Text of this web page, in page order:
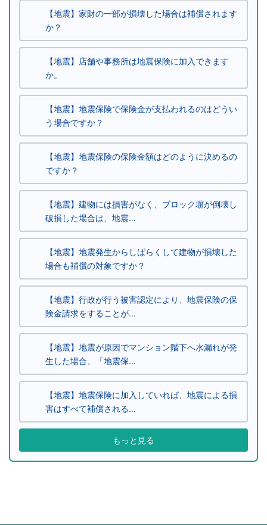
【地震】家財の一部が損壊した場合は補償されます
か？
【地震】店舗や事務所は地震保険に加入できます
か。
【地震】地震保険で保険金が支払われるのはどうい
う場合ですか？
【地震】地震保険の保険金額はどのように決めるの
ですか？
【地震】建物には損害がなく、ブロック塀が倒壊し
破損した場合は、地震...
【地震】地震発生からしばらくして建物が損壊した
場合も補償の対象ですか？
【地震】行政が行う被害認定により、地震保険の保
険金請求をすることが...
【地震】地震が原因でマンション階下へ水漏れが発
生した場合、「地震保...
【地震】地震保険に加入していれば、地震による損
害はすべて補償される...
もっと見る